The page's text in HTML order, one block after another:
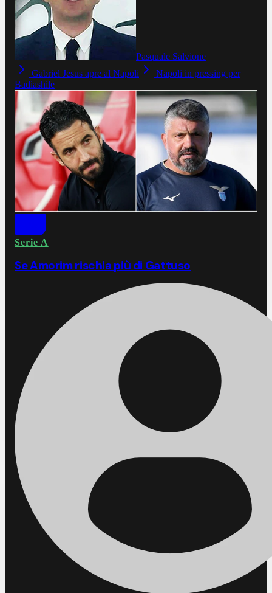
Pasquale Salvione
Gabriel Jesus apre al Napoli
Napoli in pressing per
Badiashile
Serie A
Se Amorim rischia più di Gattuso